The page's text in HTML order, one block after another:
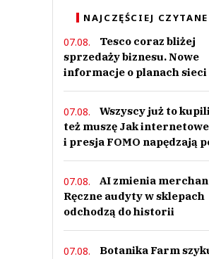
NAJCZĘŚCIEJ CZYTANE
07.08.
Tesco coraz bliżej
sprzedaży biznesu. Nowe
informacje o planach sieci
07.08.
Wszyscy już to
też muszę Jak
i presja FOMO napędzają
07.08.
AI zmienia
Ręczne audyty w sklepach
odchodzą do historii
07.08.
Botanika Farm